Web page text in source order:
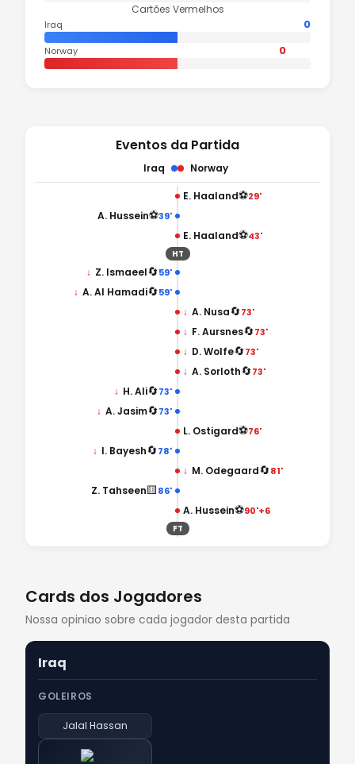
Cartões Vermelhos
Iraq 0
Norway 0
Eventos da Partida
Iraq Norway
E. Haaland⚽29'
39'
⚽
A. Hussein
E. Haaland⚽43'
HT
59'
🔄
↓ Z. Ismaeel
59'
🔄
↓ A. Al Hamadi
↓ A. Nusa🔄73'
↓ F. Aursnes🔄73'
↓ D. Wolfe🔄73'
↓ A. Sorloth🔄73'
73'
🔄
↓ H. Ali
73'
🔄
↓ A. Jasim
L. Ostigard⚽76'
78'
🔄
↓ I. Bayesh
↓ M. Odegaard🔄81'
86'
🟨
Z. Tahseen
A. Hussein⚽90'+6
FT
Cards dos Jogadores
Nossa opiniao sobre cada jogador desta partida
Iraq
GOLEIROS
Jalal Hassan